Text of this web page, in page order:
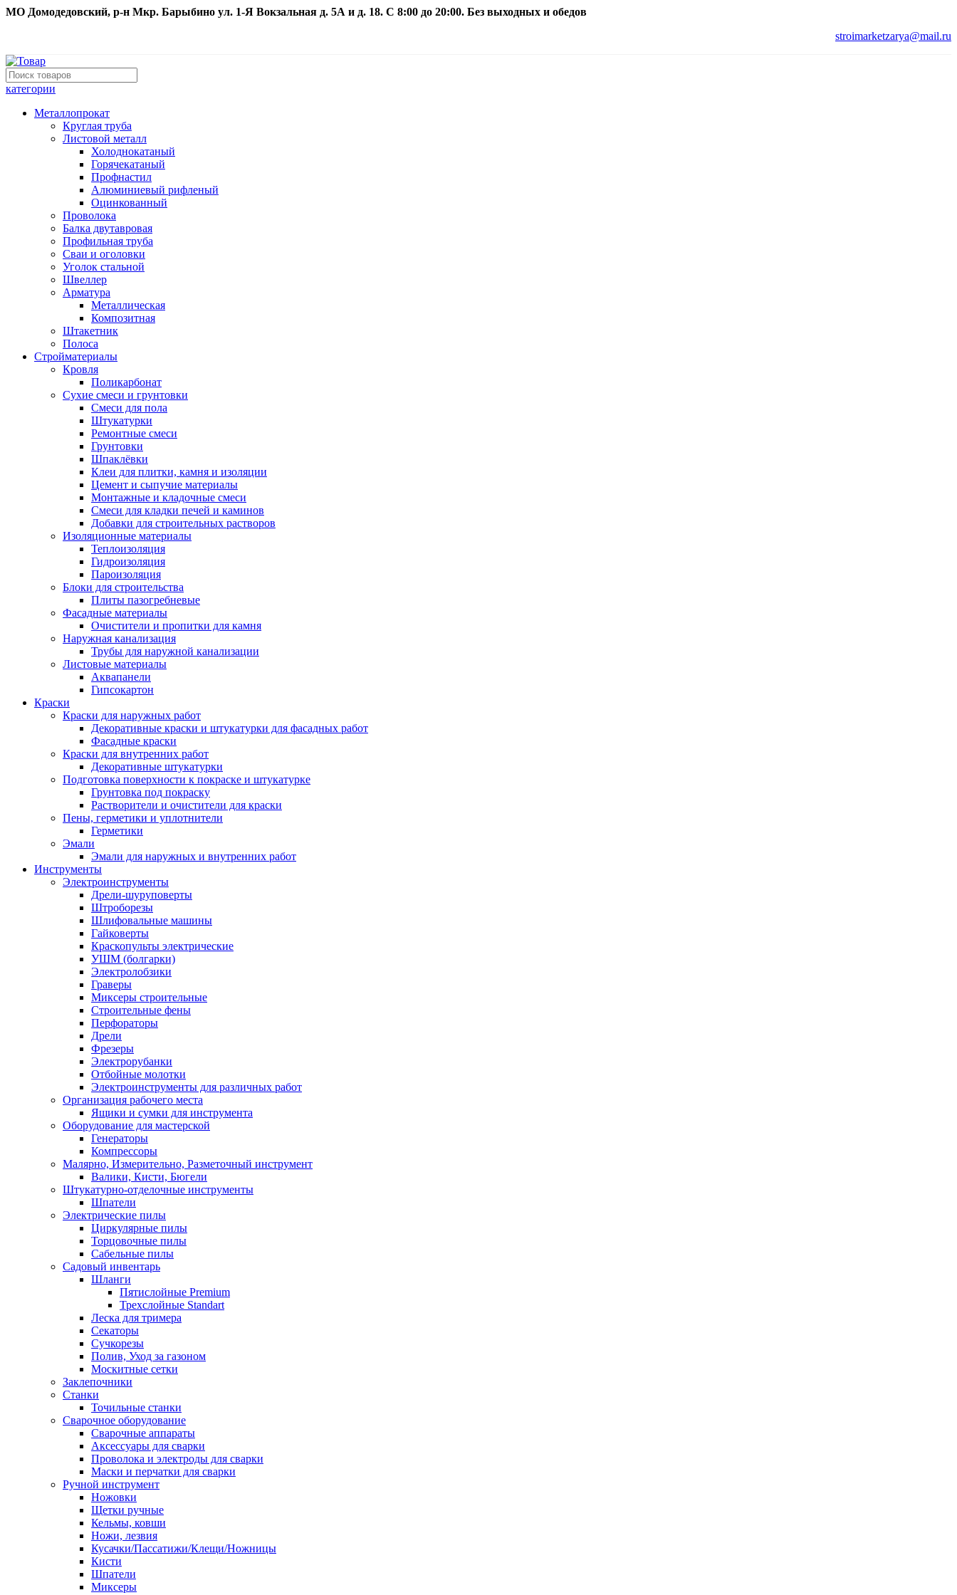
МО Домодедовский, р-н Мкр. Барыбино ул. 1-Я Вокзальная д. 5А и д. 18. С 8:00 до 20:00. Без выходных и обедов
stroimarketzarya@mail.ru
категории
Металлопрокат
Круглая труба
Листовой металл
Холоднокатаный
Горячекатаный
Профнастил
Алюминиевый рифленый
Оцинкованный
Проволока
Балка двутавровая
Профильная труба
Сваи и оголовки
Уголок стальной
Швеллер
Арматура
Металлическая
Композитная
Штакетник
Полоса
Стройматериалы
Кровля
Поликарбонат
Сухие смеси и грунтовки
Смеси для пола
Штукатурки
Ремонтные смеси
Грунтовки
Шпаклёвки
Клеи для плитки, камня и изоляции
Цемент и сыпучие материалы
Монтажные и кладочные смеси
Смеси для кладки печей и каминов
Добавки для строительных растворов
Изоляционные материалы
Теплоизоляция
Гидроизоляция
Пароизоляция
Блоки для строительства
Плиты пазогребневые
Фасадные материалы
Очистители и пропитки для камня
Наружная канализация
Трубы для наружной канализации
Листовые материалы
Аквапанели
Гипсокартон
Краски
Краски для наружных работ
Декоративные краски и штукатурки для фасадных работ
Фасадные краски
Краски для внутренних работ
Декоративные штукатурки
Подготовка поверхности к покраске и штукатурке
Грунтовка под покраску
Растворители и очистители для краски
Пены, герметики и уплотнители
Герметики
Эмали
Эмали для наружных и внутренних работ
Инструменты
Электроинструменты
Дрели-шуруповерты
Штроборезы
Шлифовальные машины
Гайковерты
Краскопульты электрические
УШМ (болгарки)
Электролобзики
Граверы
Миксеры строительные
Строительные фены
Перфораторы
Дрели
Фрезеры
Электрорубанки
Отбойные молотки
Электроинструменты для различных работ
Организация рабочего места
Ящики и сумки для инструмента
Оборудование для мастерской
Генераторы
Компрессоры
Малярно, Измерительно, Разметочный инструмент
Валики, Кисти, Бюгели
Штукатурно-отделочные инструменты
Шпатели
Электрические пилы
Циркулярные пилы
Торцовочные пилы
Сабельные пилы
Садовый инвентарь
Шланги
Пятислойные Premium
Трехслойные Standart
Леска для тримера
Секаторы
Сучкорезы
Полив, Уход за газоном
Москитные сетки
Заклепочники
Станки
Точильные станки
Сварочное оборудование
Сварочные аппараты
Аксессуары для сварки
Проволока и электроды для сварки
Маски и перчатки для сварки
Ручной инструмент
Ножовки
Щетки ручные
Кельмы, ковши
Ножи, лезвия
Кусачки/Пассатижи/Клещи/Ножницы
Кисти
Шпатели
Миксеры